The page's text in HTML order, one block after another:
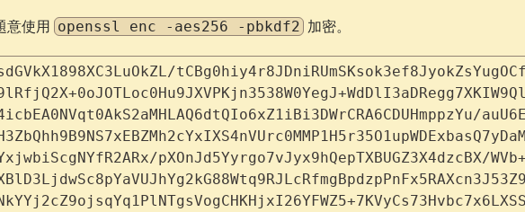
意使用 openssl enc -aes256 -pbkdf2 加密。
pXOnJd5Yyrgo7vJyx9hQepTXBUGZ3X4dzcBX/